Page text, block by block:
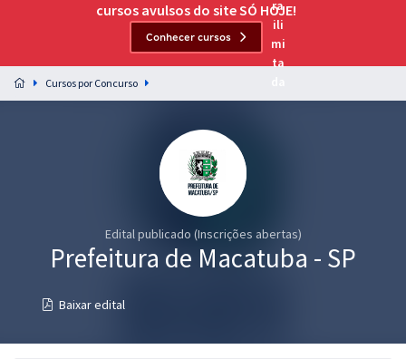
Preparação completa e intensiva para as principais
residências em saúde do Brasil
cursos avulsos do site SÓ HOJE!
Conhecer cursos
Cursos por Concurso
Edital publicado (Inscrições abertas)
Prefeitura de Macatuba - SP
Baixar edital